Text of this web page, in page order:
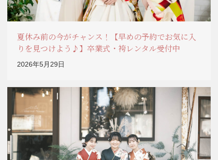
夏休み前の今がチャンス！【早めの予約でお気に入
りを見つけよう♪】卒業式・袴レンタル受付中
2026年5月29日